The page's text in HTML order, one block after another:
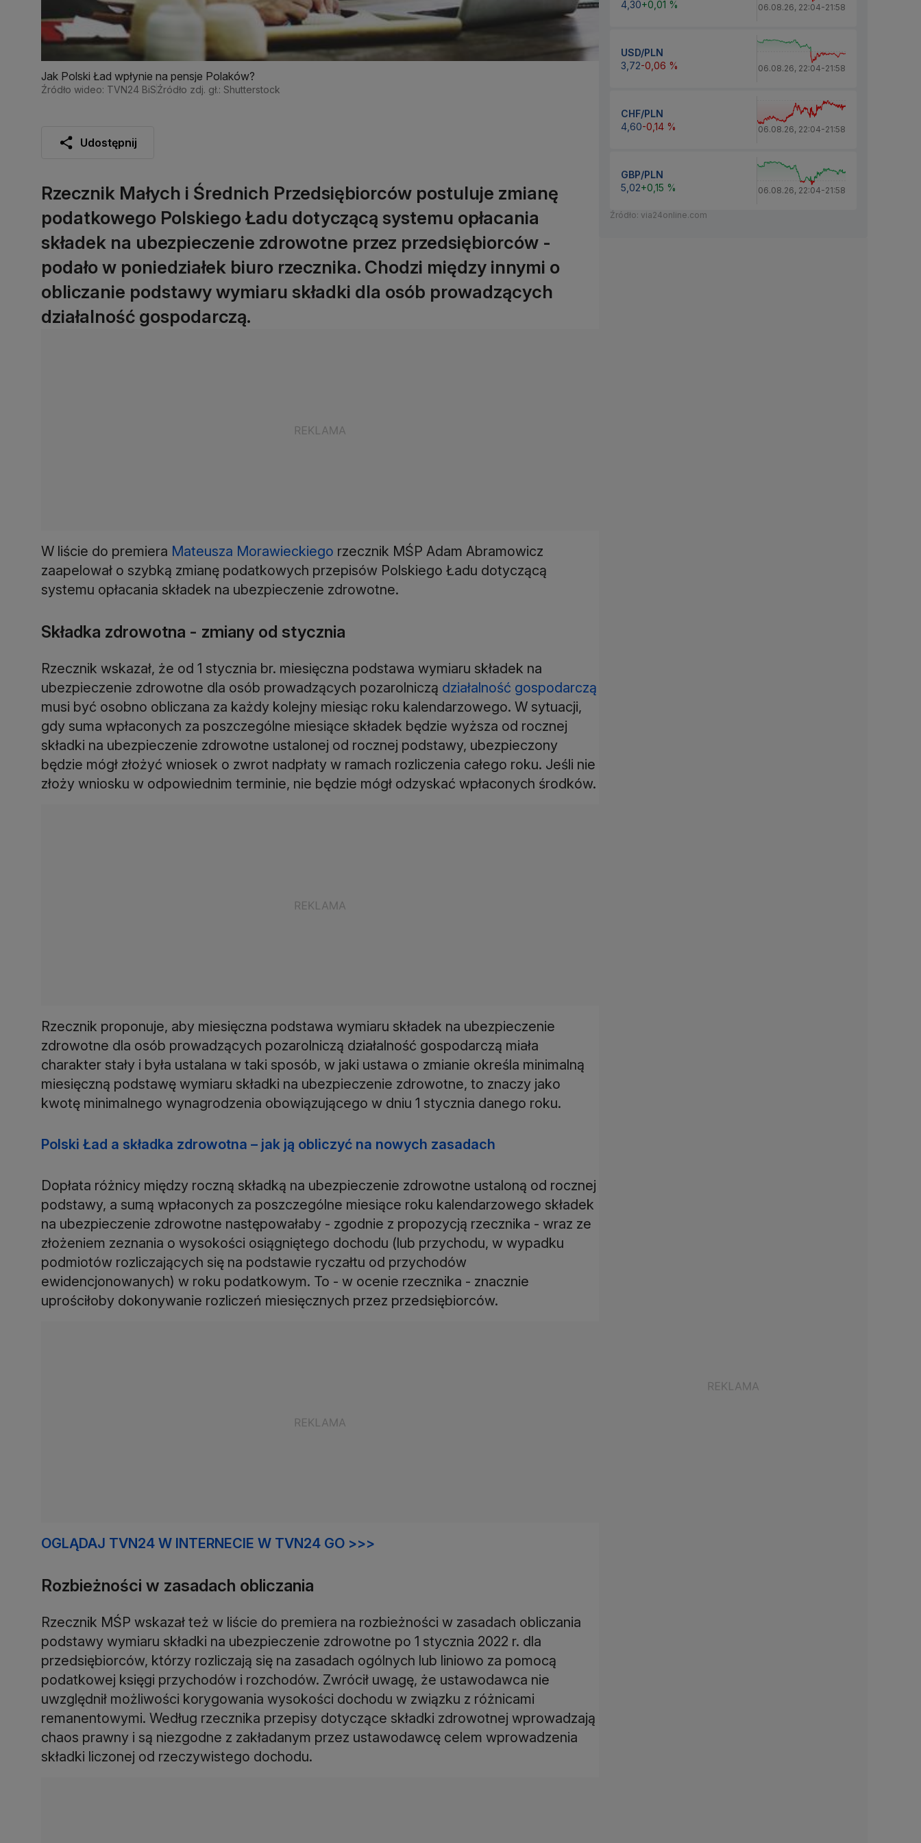
Jak Polski Ład wpłynie na pensje Polaków?
Źródło wideo: TVN24 BiSŹródło zdj. gł.: Shutterstock
Udostępnij
Rzecznik Małych i Średnich Przedsiębiorców postuluje zmianę
podatkowego Polskiego Ładu dotyczącą systemu opłacania
składek na ubezpieczenie zdrowotne przez przedsiębiorców -
podało w poniedziałek biuro rzecznika. Chodzi między innymi o
obliczanie podstawy wymiaru składki dla osób prowadzących
działalność gospodarczą.
W liście do premiera Mateusza Morawieckiego rzecznik MŚP Adam Abramowicz
zaapelował o szybką zmianę podatkowych przepisów Polskiego Ładu dotyczącą
systemu opłacania składek na ubezpieczenie zdrowotne.
Składka zdrowotna - zmiany od stycznia
Rzecznik wskazał, że od 1 stycznia br. miesięczna podstawa wymiaru składek na
ubezpieczenie zdrowotne dla osób prowadzących pozarolniczą działalność gospodarczą
musi być osobno obliczana za każdy kolejny miesiąc roku kalendarzowego. W sytuacji,
gdy suma wpłaconych za poszczególne miesiące składek będzie wyższa od rocznej
składki na ubezpieczenie zdrowotne ustalonej od rocznej podstawy, ubezpieczony
będzie mógł złożyć wniosek o zwrot nadpłaty w ramach rozliczenia całego roku. Jeśli nie
złoży wniosku w odpowiednim terminie, nie będzie mógł odzyskać wpłaconych środków.
Rzecznik proponuje, aby miesięczna podstawa wymiaru składek na ubezpieczenie
zdrowotne dla osób prowadzących pozarolniczą działalność gospodarczą miała
charakter stały i była ustalana w taki sposób, w jaki ustawa o zmianie określa minimalną
miesięczną podstawę wymiaru składki na ubezpieczenie zdrowotne, to znaczy jako
kwotę minimalnego wynagrodzenia obowiązującego w dniu 1 stycznia danego roku.
Polski Ład a składka zdrowotna – jak ją obliczyć na nowych zasadach
Dopłata różnicy między roczną składką na ubezpieczenie zdrowotne ustaloną od rocznej
podstawy, a sumą wpłaconych za poszczególne miesiące roku kalendarzowego składek
na ubezpieczenie zdrowotne następowałaby - zgodnie z propozycją rzecznika - wraz ze
złożeniem zeznania o wysokości osiągniętego dochodu (lub przychodu, w wypadku
podmiotów rozliczających się na podstawie ryczałtu od przychodów
ewidencjonowanych) w roku podatkowym. To - w ocenie rzecznika - znacznie
uprościłoby dokonywanie rozliczeń miesięcznych przez przedsiębiorców.
OGLĄDAJ TVN24 W INTERNECIE W TVN24 GO >>>
Rozbieżności w zasadach obliczania
Rzecznik MŚP wskazał też w liście do premiera na rozbieżności w zasadach obliczania
podstawy wymiaru składki na ubezpieczenie zdrowotne po 1 stycznia 2022 r. dla
przedsiębiorców, którzy rozliczają się na zasadach ogólnych lub liniowo za pomocą
podatkowej księgi przychodów i rozchodów. Zwrócił uwagę, że ustawodawca nie
uwzględnił możliwości korygowania wysokości dochodu w związku z różnicami
remanentowymi. Według rzecznika przepisy dotyczące składki zdrowotnej wprowadzają
chaos prawny i są niezgodne z zakładanym przez ustawodawcę celem wprowadzenia
składki liczonej od rzeczywistego dochodu.
4,30+0,01 % 06.08.26, 22:04-21:58
USD/PLN
3,72-0,06 % 06.08.26, 22:04-21:58
CHF/PLN
4,60-0,14 % 06.08.26, 22:04-21:58
GBP/PLN
5,02+0,15 % 06.08.26, 22:04-21:58
Źródło: via24online.com